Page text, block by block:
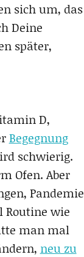
sich um, das
Deine
später,
D,
Begegnung
schwierig.
Ofen. Aber
Pandemie
Routine wie
man mal
neu zu